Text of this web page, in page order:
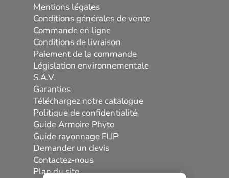
Mentions légales
Conditions générales de vente
Commande en ligne
Conditions de livraison
Paiement de la commande
Législation environnementale
S.A.V.
Garanties
Téléchargez notre catalogue
Politique de confidentialité
Guide Armoire Phyto
Guide rayonnage FLIP
Demander un devis
Contactez-nous
Plan du site